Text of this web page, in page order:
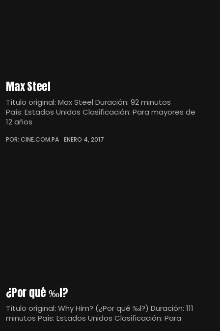
Max Steel
Título original: Max Steel Duración: 92 minutos
País: Estados Unidos Clasificación: Para mayores de
12 años
POR: CINE.COM.PA ENERO 4, 2017
¿Por qué ‰l?
Título original: Why Him? (¿Por qué ‰l?) Duración: 111
minutos País: Estados Unidos Clasificación: Para